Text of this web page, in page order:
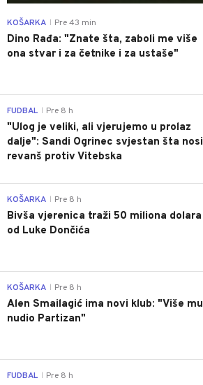
KOŠARKA Pre 43 min
Dino Rađa: "Znate šta, zaboli me više
ona stvar i za četnike i za ustaše"
FUDBAL Pre 8 h
"Ulog je veliki, ali vjerujemo u prolaz
dalje": Sandi Ogrinec svjestan šta nosi
revanš protiv Vitebska
KOŠARKA Pre 8 h
Bivša vjerenica traži 50 miliona dolara
od Luke Dončića
KOŠARKA Pre 8 h
Alen Smailagić ima novi klub: "Više mu
nudio Partizan"
FUDBAL Pre 8 h